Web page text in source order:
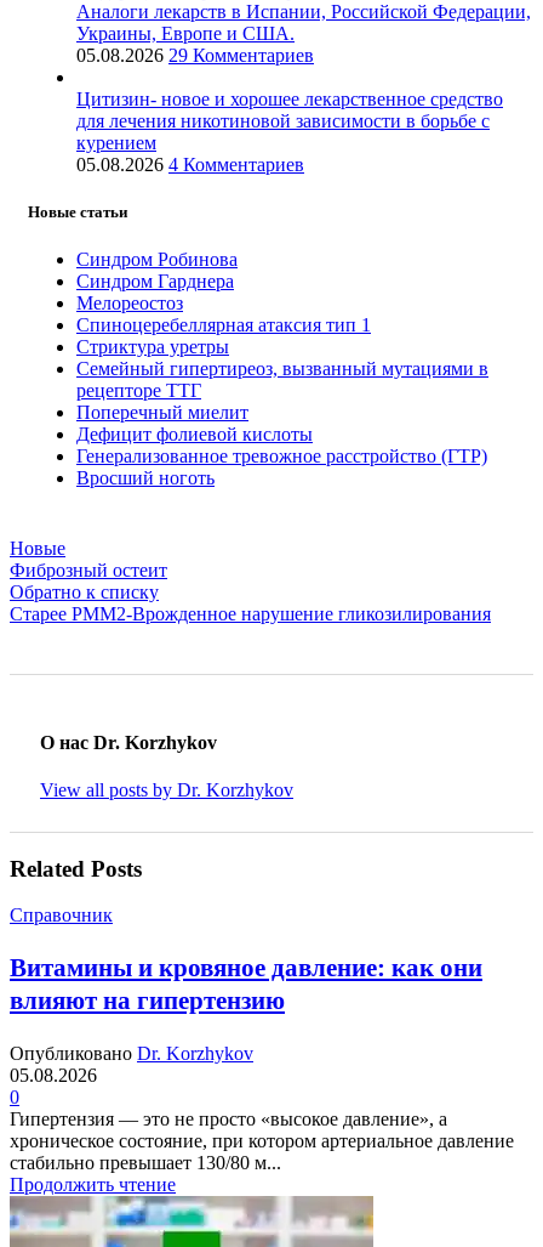
Аналоги лекарств в Испании, Российской Федерации,
Украины, Европе и США.
05.08.2026 29 Комментариев
Цитизин- новое и хорошее лекарственное средство
для лечения никотиновой зависимости в борьбе с
курением
05.08.2026 4 Комментариев
Новые статьи
Синдром Робинова
Синдром Гарднера
Мелореостоз
Спиноцеребеллярная атаксия тип 1
Стриктура уретры
Семейный гипертиреоз, вызванный мутациями в
рецепторе ТТГ
Поперечный миелит
Дефицит фолиевой кислоты
Генерализованное тревожное расстройство (ГТР)
Вросший ноготь
Новые
Фиброзный остеит
Обратно к списку
Старее PMM2-Врожденное нарушение гликозилирования
О нас Dr. Korzhykov
View all posts by Dr. Korzhykov
Related Posts
Справочник
Витамины и кровяное давление: как они
влияют на гипертензию
Опубликовано Dr. Korzhykov
05.08.2026
0
Гипертензия — это не просто «высокое давление», а
хроническое состояние, при котором артериальное давление
стабильно превышает 130/80 м...
Продолжить чтение